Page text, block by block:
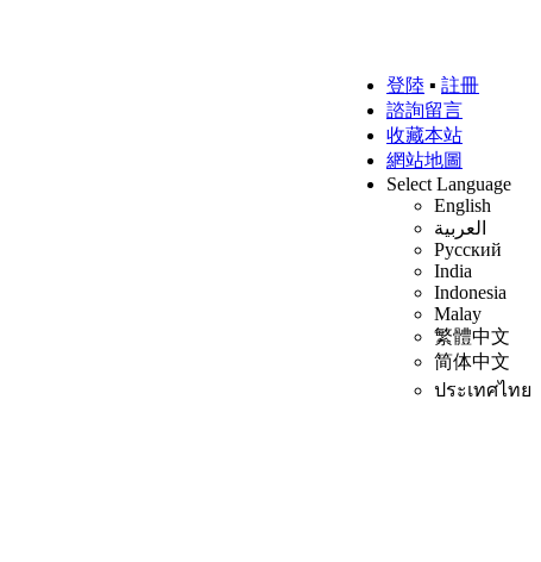
登陸 ▪ 註冊
諮詢留言
收藏本站
網站地圖
Select Language
English
العربية
Русский
India
Indonesia
Malay
繁體中文
简体中文
ประเทศไทย